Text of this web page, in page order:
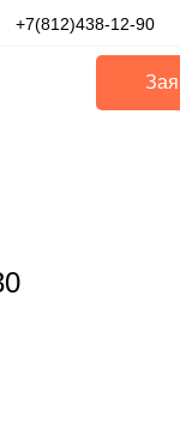
+7(812)438-12-90